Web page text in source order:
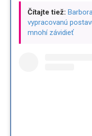
Čítajte tiež:
vypracovanú
mnohí závidieť